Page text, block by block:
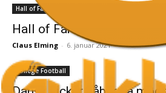
Hall of Fame
Hall of Fame: Her er
Claus Elming - 6. januar 2021
College Football